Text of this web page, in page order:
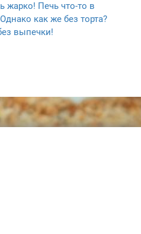
жарко! Печь что-то в
как же без торта?
выпечки!